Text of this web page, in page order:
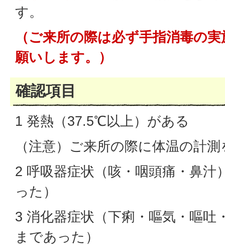
す。
（ご来所の際は必ず手指消毒の
願いします。）
確認項目
1 発熱（37.5℃以上）がある
（注意）ご来所の際に体温の計
2 呼吸器症状（咳・咽頭痛・鼻汁
った）
3 消化器症状（下痢・嘔気・嘔吐
まであった）